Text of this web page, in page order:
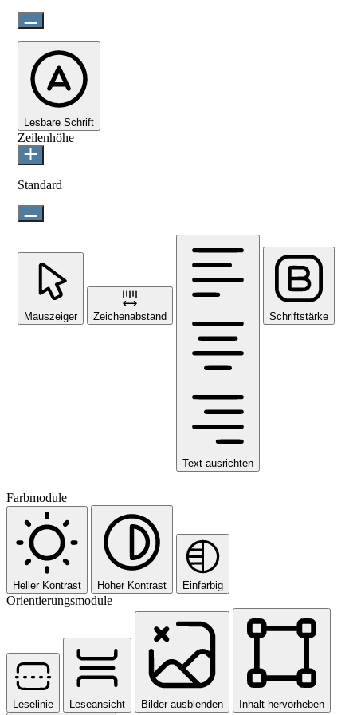
Lesbare Schrift
Zeilenhöhe
Standard
Mauszeiger Zeichenabstand
Text ausrichten
Schriftstärke
Farbmodule
Heller Kontrast Hoher Kontrast Einfarbig
Orientierungsmodule
Leselinie Leseansicht Bilder ausblenden Inhalt hervorheben